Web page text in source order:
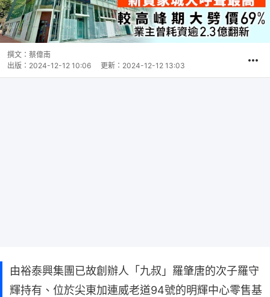
撰文： 蔡偉南
出版： 2024-12-12 10:06 更新： 2024-12-12 13:03
由裕泰興集團已故創辦人「九叔」羅肇唐的次子羅守
輝持有、位於尖東加連威老道94號的明輝中心零售基